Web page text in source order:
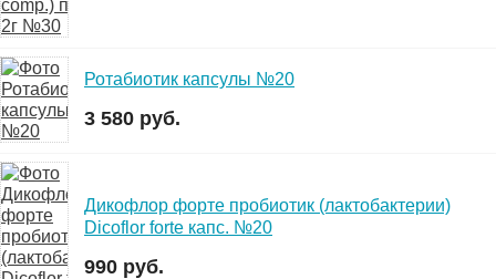
Ротабиотик капсулы №20
3 580 руб.
Дикофлор форте пробиотик (лактобактерии)
Dicoflor forte капс. №20
990 руб.